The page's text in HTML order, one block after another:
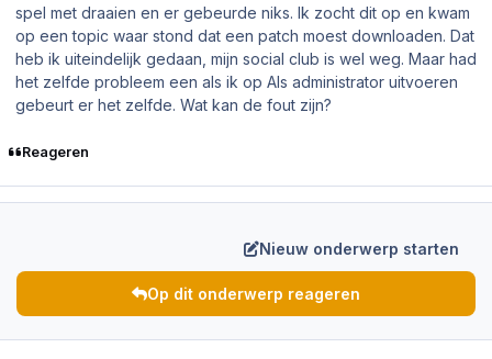
spel met draaien en er gebeurde niks. Ik zocht dit op en kwam
op een topic waar stond dat een patch moest downloaden. Dat
heb ik uiteindelijk gedaan, mijn social club is wel weg. Maar had
het zelfde probleem een als ik op Als administrator uitvoeren
gebeurt er het zelfde. Wat kan de fout zijn?
Reageren
Nieuw onderwerp starten
Op dit onderwerp reageren